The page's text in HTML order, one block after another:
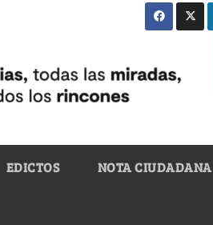
EDICTOS NOTA CIUDADANA